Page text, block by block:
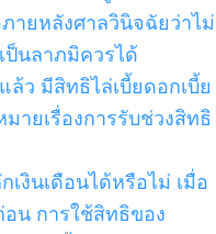
ายหลังศาลวินิจฉัยว่าไม่
ป็นลาภมิควรได้
ว มีสิทธิไล่เบี้ยดอกเบี้ย
ายเรื่องการรับช่วงสิทธิ
งินเดือนได้หรือไม่ เมื่อ
น การใช้สิทธิของ